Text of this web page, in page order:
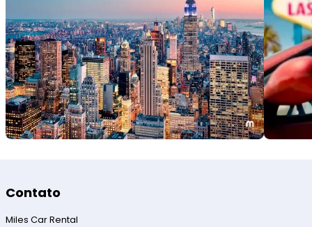
Contato
Miles Car Rental